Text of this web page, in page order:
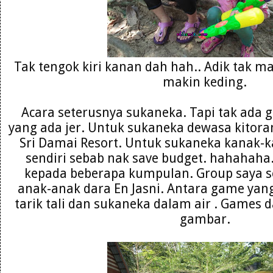
Tak tengok kiri kanan dah hah.. Adik tak
makin keding.
Acara seterusnya sukaneka. Tapi tak ada
yang ada jer. Untuk sukaneka dewasa
Sri Damai Resort. Untuk sukaneka kanak-
sendiri sebab nak save budget.
kepada beberapa kumpulan. Group saya
anak-anak dara En Jasni. Antara game
tarik tali dan sukaneka dalam air . Games
gambar.